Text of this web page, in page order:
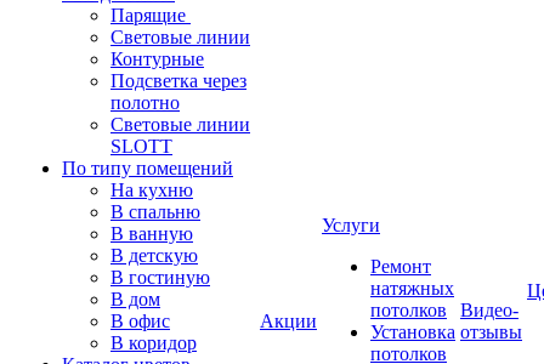
Парящие
Световые линии
Контурные
Подсветка через
полотно
Световые линии
SLOTT
По типу помещений
На кухню
В спальню
В ванную
В детскую
В гостиную
В дом
В офис
В коридор
Акции
Услуги
Ремонт
натяжных
потолков
Установка
потолков
Видео-
отзывы